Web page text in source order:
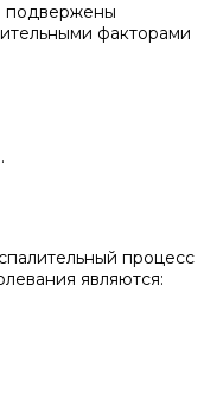
подвержены
факторами
процесс
являются: